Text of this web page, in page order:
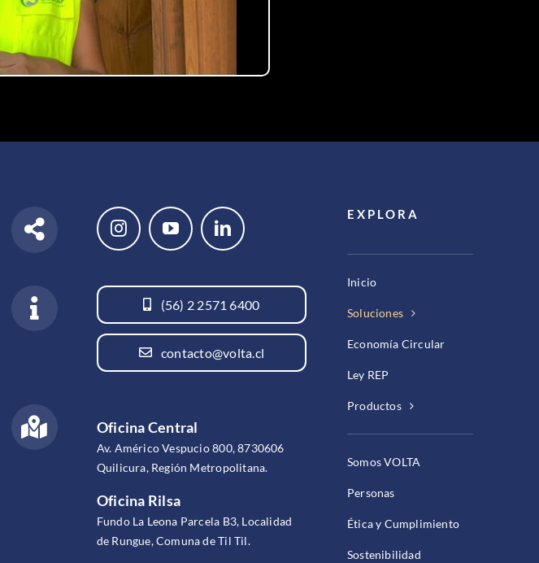
(56) 2 2571 6400
contacto@volta.cl
Oficina Central
Av. Américo Vespucio 800, 8730606
Quilicura, Región Metropolitana.
Oficina Rilsa
Fundo La Leona Parcela B3, Localidad
de Rungue, Comuna de Til Til.
EXPLORA
Inicio
Soluciones
Economía Circular
Ley REP
Productos
Somos VOLTA
Personas
Ética y Cumplimiento
Sostenibilidad